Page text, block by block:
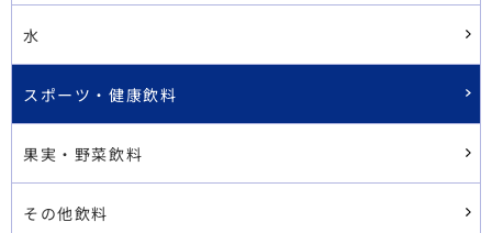
水
スポーツ・健康飲料
果実・野菜飲料
その他飲料